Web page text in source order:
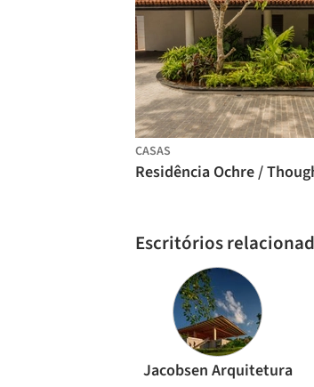
CASAS
Residência Ochre /
Escritórios
Jacobsen Arquitetura